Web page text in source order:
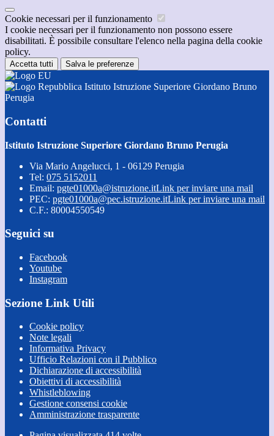
Cookie necessari per il funzionamento
I cookie necessari per il funzionamento non possono essere
disabilitati. È possibile consultare l'elenco nella pagina della cookie
policy.
Accetta tutti Salva le preferenze
Istituto Istruzione Superiore Giordano Bruno
Perugia
Contatti
Istituto Istruzione Superiore Giordano Bruno Perugia
Via Mario Angelucci, 1 - 06129 Perugia
Tel: 075 5152011
Email: pgte01000a@istruzione.itLink per inviare una mail
PEC: pgte01000a@pec.istruzione.itLink per inviare una mail
C.F.: 80004550549
Seguici su
Facebook
Youtube
Instagram
Sezione Link Utili
Cookie policy
Note legali
Informativa Privacy
Ufficio Relazioni con il Pubblico
Dichiarazione di accessibilità
Obiettivi di accessibilità
Whistleblowing
Gestione consensi cookie
Amministrazione trasparente